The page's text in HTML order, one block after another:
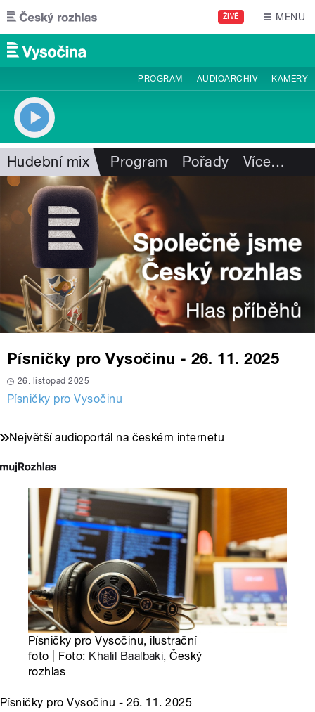
Přejít k hlavnímu obsahu
ŽIVĚ MENU
PROGRAM AUDIOARCHIV KAMERY
Hudební mix Program Pořady Více…
Písničky pro Vysočinu - 26. 11. 2025
26. listopad 2025
Písničky pro Vysočinu
Největší audioportál na českém internetu
Písničky pro Vysočinu, ilustrační
foto | Foto: Khalil Baalbaki, Český
rozhlas
Písničky pro Vysočinu - 26. 11. 2025